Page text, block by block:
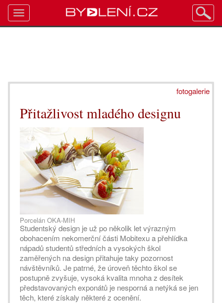
fotogalerie
Přitažlivost mladého designu
Porcelán OKA-MIH
Studentský design je už po několik let výrazným
obohacením nekomerční části Mobitexu a přehlídka
nápadů studentů středních a vysokých škol
zaměřených na design přitahuje taky pozornost
návštěvníků. Je patrné, že úroveň těchto škol se
postupně zvyšuje, vysoká kvalita mnoha z desítek
představovaných exponátů je nesporná a netýká se jen
těch, které získaly některé z ocenění.
Toggle
navigation